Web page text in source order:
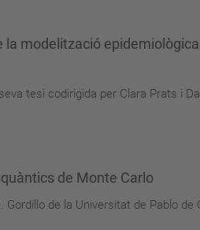
modelització
tesi codirigida per Clara Prats i
de Monte Carlo
de la Universitat de Pablo de